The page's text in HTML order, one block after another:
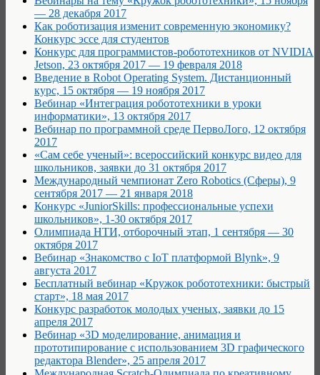
— 28 декабря 2017
Как роботизация изменит современную экономику?
Конкурс эссе для студентов
Конкурс для программистов-робототехников от NVIDIA
Jetson, 23 октября 2017 — 19 февраля 2018
Введение в Robot Operating System. Дистанционный
курс, 15 октября — 19 ноября 2017
Вебинар «Интеграция робототехники в уроки
информатики», 13 октября 2017
Вебинар по программной среде ПервоЛого, 12 октября
2017
«Сам себе ученый»: всероссийский конкурс видео для
школьников, заявки до 31 октября 2017
Международный чемпионат Zero Robotics (Сферы), 9
сентября 2017 — 21 января 2018
Конкурс «JuniorSkills: профессиональные успехи
школьников», 1-30 октября 2017
Олимпиада НТИ, отборочный этап, 1 сентября — 30
октября 2017
Вебинар «Знакомство с IoT платформой Blynk», 9
августа 2017
Бесплатный вебинар «Кружок робототехники: быстрый
старт», 18 мая 2017
Конкурс разработок молодых ученых, заявки до 15
апреля 2017
Вебинар «3D моделирование, анимация и
прототипирование с использованием 3D графического
редактора Blender», 25 апреля 2017